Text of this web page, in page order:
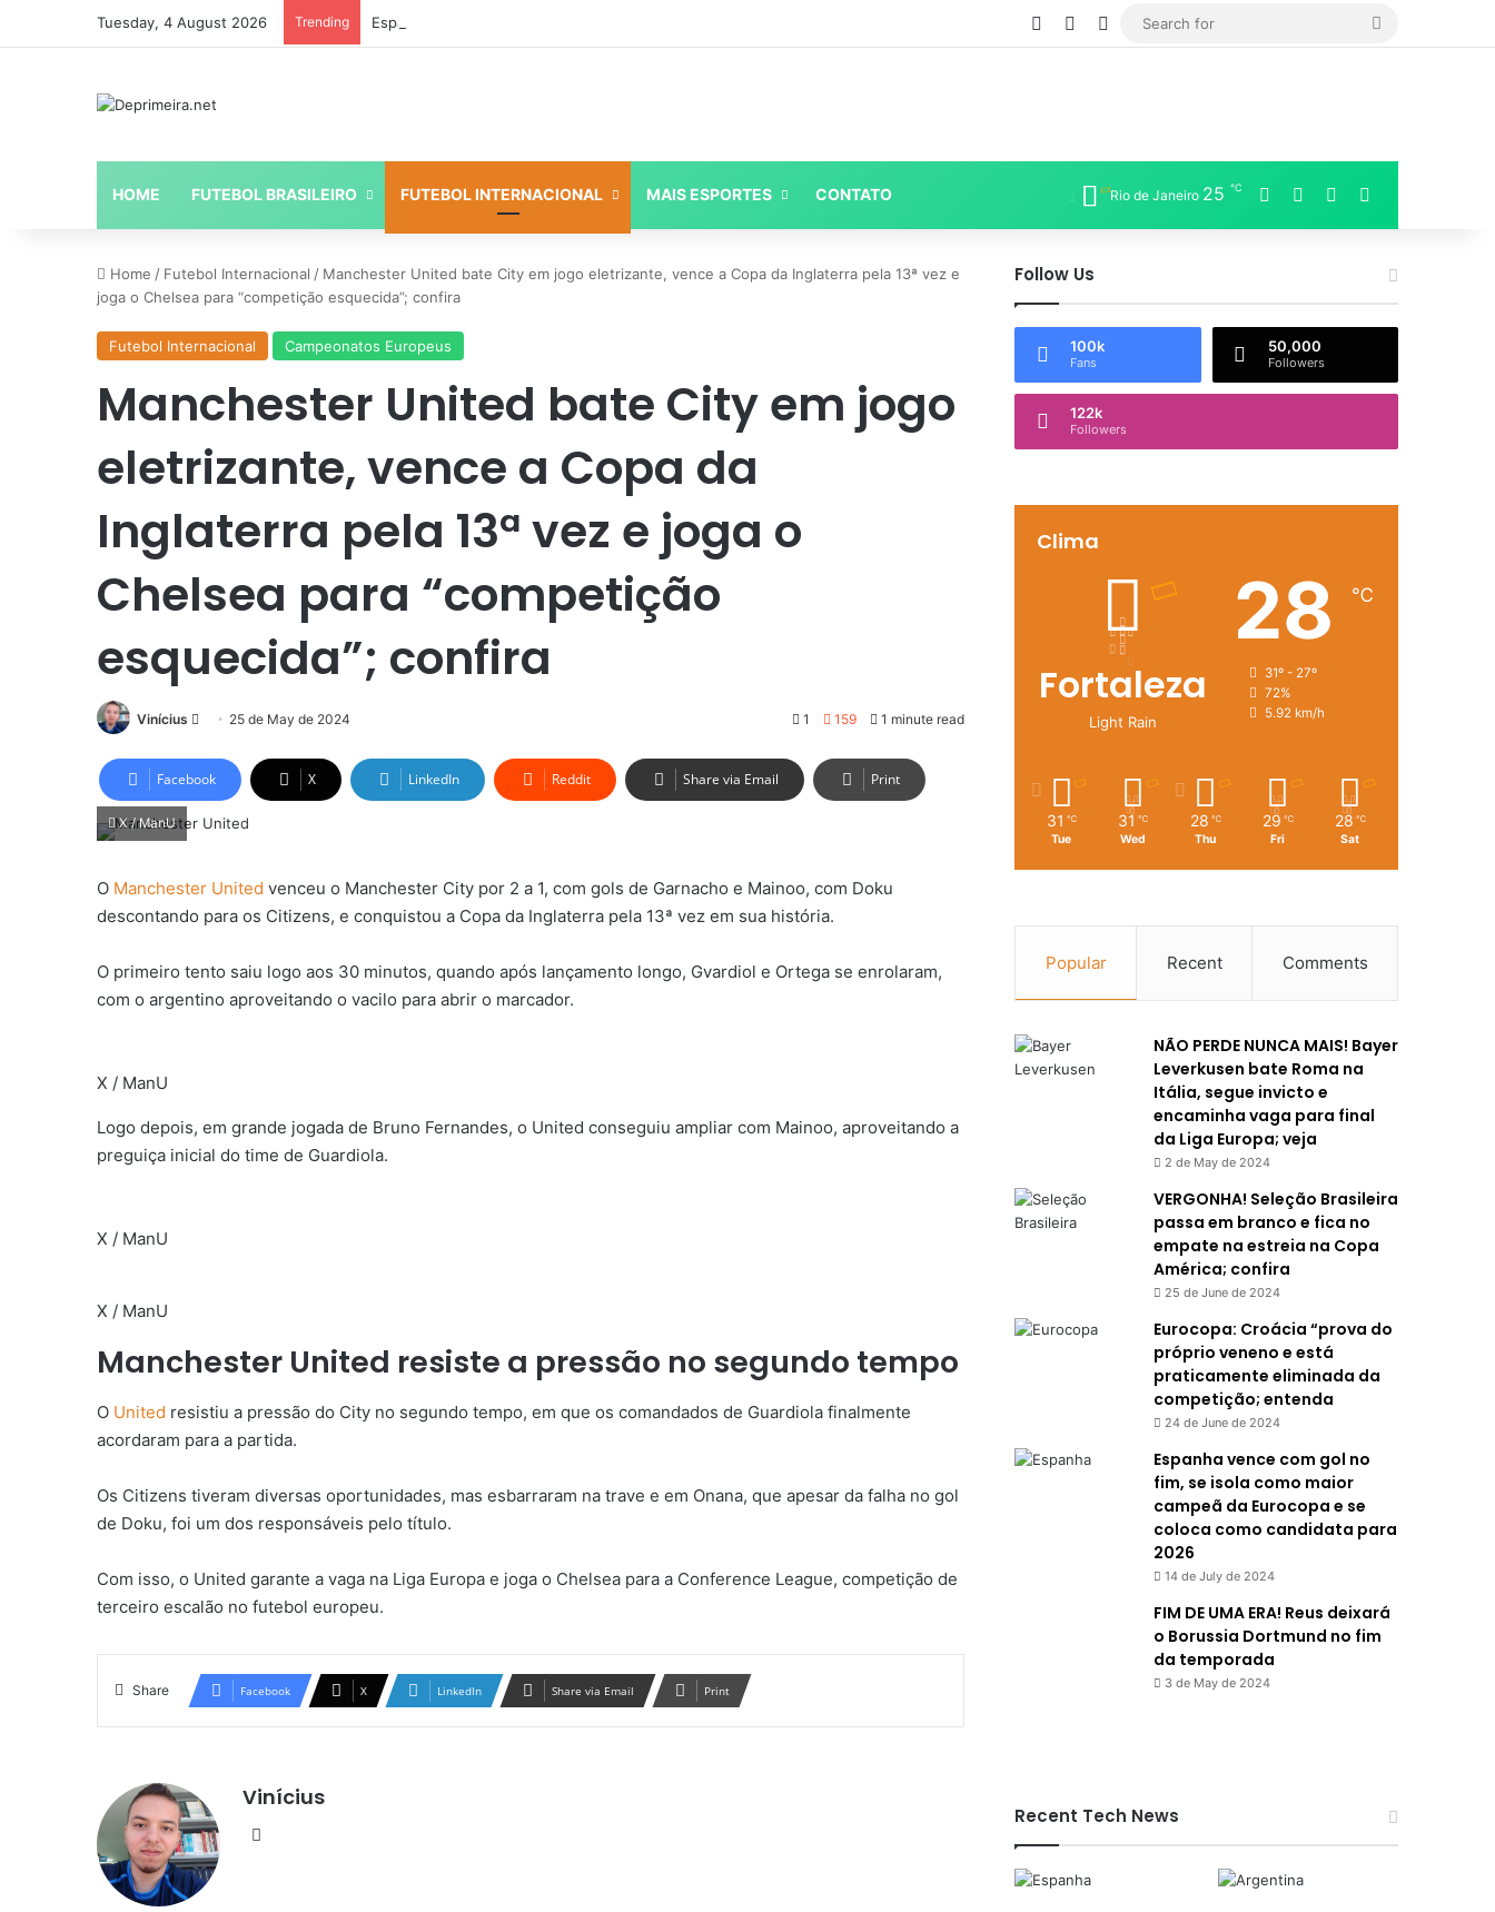
Tuesday, 4 August 2026 Trending Log InSidebarSwitch skin
Search
HOME FUTEBOL BRASILEIRO FUTEBOL INTERNACIONAL MAIS ESPORTES CONTATO Rio de Janeiro 25 ℃ Facebook LinkedIn
Home / Futebol Internacional / Manchester United bate City em jogo eletrizante, vence a Copa da Inglaterra pela 13ª vez e
joga o Chelsea para “competição esquecida”; confira
Futebol Internacional Campeonatos Europeus
Manchester United bate City em jogo
eletrizante, vence a Copa da
Inglaterra pela 13ª vez e joga o
Chelsea para “competição
esquecida”; confira
Vinícius
Send
email
25 de May de 2024 1 159 1 minute read
Facebook X LinkedIn Reddit Share via Email Print
X / ManU
O Manchester United venceu o Manchester City por 2 a 1, com gols de Garnacho e Mainoo, com Doku
descontando para os Citizens, e conquistou a Copa da Inglaterra pela 13ª vez em sua história.
O primeiro tento saiu logo aos 30 minutos, quando após lançamento longo, Gvardiol e Ortega se enrolaram,
com o argentino aproveitando o vacilo para abrir o marcador.
X / ManU
Logo depois, em grande jogada de Bruno Fernandes, o United conseguiu ampliar com Mainoo, aproveitando a
preguiça inicial do time de Guardiola.
X / ManU
X / ManU
Manchester United resiste a pressão no segundo tempo
O United resistiu a pressão do City no segundo tempo, em que os comandados de Guardiola finalmente
acordaram para a partida.
Os Citizens tiveram diversas oportunidades, mas esbarraram na trave e em Onana, que apesar da falha no gol
de Doku, foi um dos responsáveis pelo título.
Com isso, o United garante a vaga na Liga Europa e joga o Chelsea para a Conference League, competição de
terceiro escalão no futebol europeu.
Share Facebook X LinkedIn Share via Email Print
Vinícius
Follow Us
100k
Fans
50,000
Followers
122k
Followers
Clima
Fortaleza
Light Rain
28 ℃
31º - 27º
72%
5.92 km/h
31 ℃
Tue
31 ℃
Wed
28 ℃
Thu
29 ℃
Fri
28 ℃
Sat
Popular Recent Comments
NÃO PERDE NUNCA MAIS! Bayer
Leverkusen bate Roma na
Itália, segue invicto e
encaminha vaga para final
da Liga Europa; veja
2 de May de 2024
VERGONHA! Seleção Brasileira
passa em branco e fica no
empate na estreia na Copa
América; confira
25 de June de 2024
Eurocopa: Croácia “prova do
próprio veneno e está
praticamente eliminada da
competição; entenda
24 de June de 2024
Espanha vence com gol no
fim, se isola como maior
campeã da Eurocopa e se
coloca como candidata para
2026
14 de July de 2024
FIM DE UMA ERA! Reus deixará
o Borussia Dortmund no fim
da temporada
3 de May de 2024
Recent Tech News